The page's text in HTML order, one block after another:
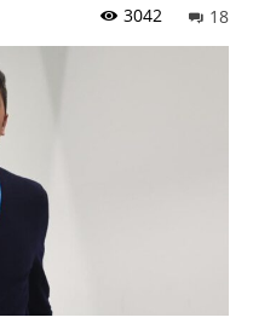
18
3042